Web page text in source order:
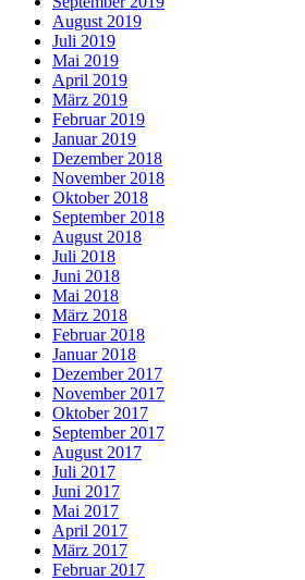
August 2019
Juli 2019
Mai 2019
April 2019
März 2019
Februar 2019
Januar 2019
Dezember 2018
November 2018
Oktober 2018
September 2018
August 2018
Juli 2018
Juni 2018
Mai 2018
März 2018
Februar 2018
Januar 2018
Dezember 2017
November 2017
Oktober 2017
September 2017
August 2017
Juli 2017
Juni 2017
Mai 2017
April 2017
März 2017
Februar 2017